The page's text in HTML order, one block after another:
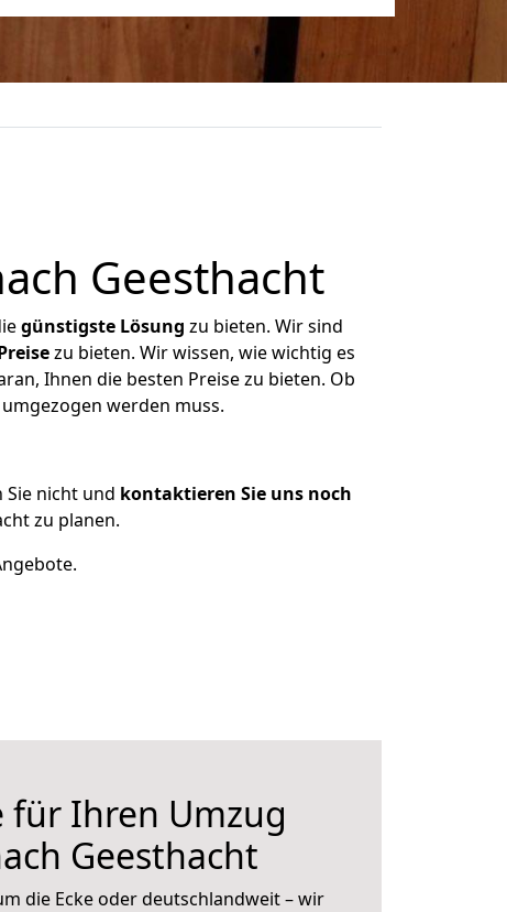
Geesthacht
günstigste Lösung zu bieten. Wir sind
zu bieten. Wir wissen, wie wichtig es
Ihnen die besten Preise zu bieten. Ob
werden muss.
Sie nicht und kontaktieren Sie uns noch
zu planen.
für Ihren Umzug
Geesthacht
die Ecke oder deutschlandweit – wir